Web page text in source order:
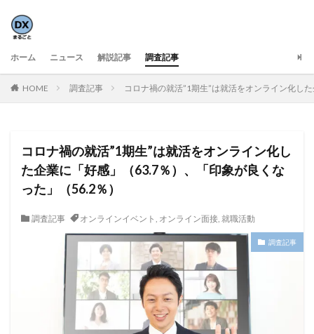
ホーム ニュース 解説記事 調査記事
HOME 調査記事 コロナ禍の就活”1期生”は就活をオンライン化し
コロナ禍の就活”1期生”は就活をオンライン化し
た企業に「好感」（63.7％）、「印象が良くな
った」（56.2％）
調査記事 オンラインイベント , オンライン面接, 就職活動
調査記事